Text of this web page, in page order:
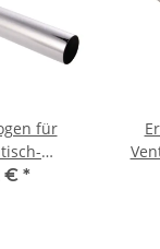
für
€ *